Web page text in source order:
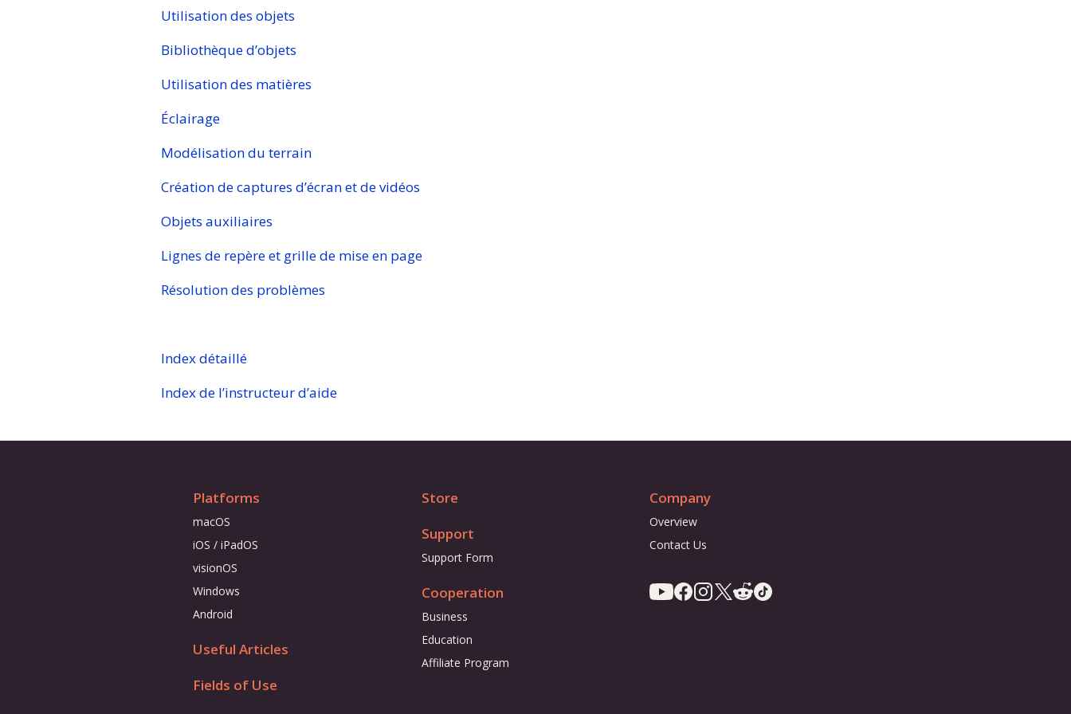
Utilisation des objets
Bibliothèque d’objets
Utilisation des matières
Éclairage
Modélisation du terrain
Création de captures d’écran et de vidéos
Objets auxiliaires
Lignes de repère et grille de mise en page
Résolution des problèmes
Index détaillé
Index de l’instructeur d’aide
Platforms
macOS
iOS / iPadOS
visionOS
Windows
Android
Useful Articles
Fields of Use
Store
Support
Support Form
Cooperation
Business
Education
Affiliate Program
Company
Overview
Contact Us